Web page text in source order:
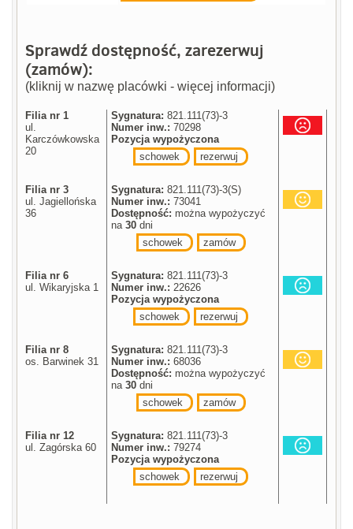
Sprawdź dostępność, zarezerwuj
(zamów):
(kliknij w nazwę placówki - więcej informacji)
Filia nr 1
ul.
Karczówkowska
20
Sygnatura: 821.111(73)-3
Numer inw.: 70298
Pozycja wypożyczona
schowek
rezerwuj
Filia nr 3
ul. Jagiellońska
36
Sygnatura: 821.111(73)-3(S)
Numer inw.: 73041
Dostępność: można wypożyczyć
na30 dni
schowek
zamów
Filia nr 6
ul. Wikaryjska 1
Sygnatura: 821.111(73)-3
Numer inw.: 22626
Pozycja wypożyczona
schowek
rezerwuj
Filia nr 8
os. Barwinek 31
Sygnatura: 821.111(73)-3
Numer inw.: 68036
Dostępność: można wypożyczyć
na30 dni
schowek
zamów
Filia nr 12
ul. Zagórska 60
Sygnatura: 821.111(73)-3
Numer inw.: 79274
Pozycja wypożyczona
schowek
rezerwuj